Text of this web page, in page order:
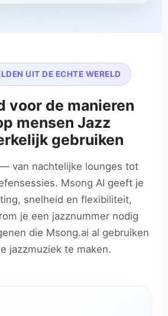
UIT DE ECHTE WERELD
voor de manieren
mensen Jazz
gebruiken
van nachtelijke lounges tot
Msong AI geeft je
snelheid en flexibiliteit,
je een jazznummer nodig
die Msong.ai al gebruiken
jazzmuziek te maken.